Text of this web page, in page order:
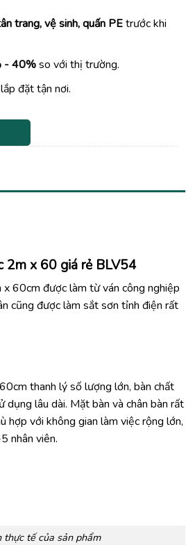
trang, vệ sinh, quấn PEtrước khi
- 40%so với thị trường.
đặt tận nơi.
2m x 60 giá rẻ BLV54
60cm được làm từ ván công nghiệp
cũng được làm sắt sơn tỉnh điện rất
thanh lý số lượng lớn, bàn chất
lâu dài. Mặt bàn và chân bàn rất
hợp với không gian làm việc rộng lớn,
nhân viên.
thực tế của sản phẩm